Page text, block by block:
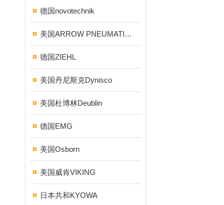
德国novotechnik
美国ARROW PNEUMATICS
德国ZIEHL
美国丹尼斯克Dynisco
美国杜博林Deublin
德国EMG
美国Osborn
美国威肯VIKING
日本共和KYOWA